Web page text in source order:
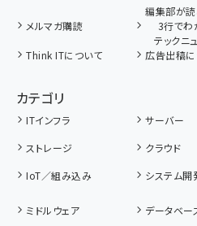
メルマガ購読
編集部が読
3行でわ
テックニ
Think ITについて 広告出稿に
カテゴリ
ITインフラ サーバー
ストレージ
クラウド
IoT／組み込み
システム開
ミドルウェア データベー